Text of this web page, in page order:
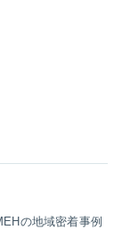
の地域密着事例